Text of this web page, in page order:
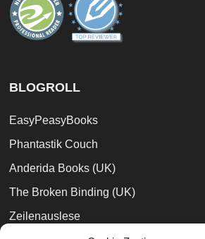
BLOGROLL
EasyPeasyBooks
Phantastik Couch
Anderida Books (UK)
The Broken Binding (UK)
Zeilenauslese